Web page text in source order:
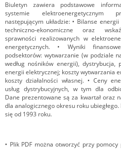
Biuletyn zawiera podstawowe
systemie elektroenergetycznym
następującym układzie: • Bilanse
techniczno-ekonomiczne oraz
sprawności realizowanych w
energetycznych. • Wyniki
podsektorów: wytwarzanie (w podziale
według nośników energii), dystrybucja,
energii elektrycznej; koszty wytwarzania
koszty działalności własnej. • Ceny
usług dystrybucyjnych, w tym dla
Dane prezentowane są za kwartał oraz
dla analogicznego okresu roku
się od 1993 roku.
• Plik PDF można otworzyć przy